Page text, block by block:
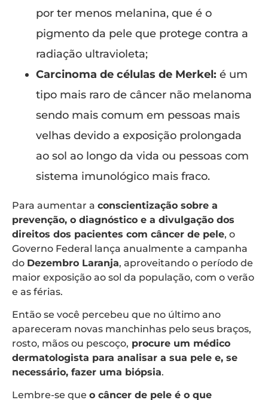
por ter menos melanina, que é o
pigmento da pele que protege contra a
radiação ultravioleta;
Carcinoma de células de Merkel: é um
tipo mais raro de câncer não melanoma
sendo mais comum em pessoas mais
velhas devido a exposição prolongada
ao sol ao longo da vida ou pessoas com
sistema imunológico mais fraco.
Para aumentar a conscientização sobre a
prevenção, o diagnóstico e a divulgação dos
direitos dos pacientes com câncer de pele, o
Governo Federal lança anualmente a campanha
do Dezembro Laranja, aproveitando o período de
maior exposição ao sol da população, com o verão
e as férias.
Então se você percebeu que no último ano
apareceram novas manchinhas pelo seus braços,
rosto, mãos ou pescoço, procure um médico
dermatologista para analisar a sua pele e, se
necessário, fazer uma biópsia.
Lembre-se que o câncer de pele é o que